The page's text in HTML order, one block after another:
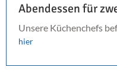
Abendessen für
Unsere Küchenchefs
hier